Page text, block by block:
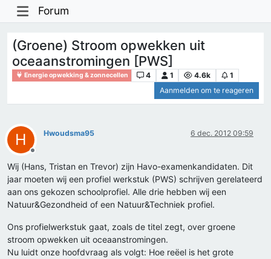
Forum
(Groene) Stroom opwekken uit
oceaanstromingen [PWS]
Energie opwekking & zonnecellen 4 1 4.6k
1
Aanmelden om te reageren
H
Offline
Hwoudsma95 6 dec. 2012 09:59
Wij (Hans, Tristan en Trevor) zijn Havo-examenkandidaten. Dit
jaar moeten wij een profiel werkstuk (PWS) schrijven gerelateerd
aan ons gekozen schoolprofiel. Alle drie hebben wij een
Natuur&Gezondheid of een Natuur&Techniek profiel.
Ons profielwerkstuk gaat, zoals de titel zegt, over groene
stroom opwekken uit oceaanstromingen.
Nu luidt onze hoofdvraag als volgt: Hoe reëel is het grote